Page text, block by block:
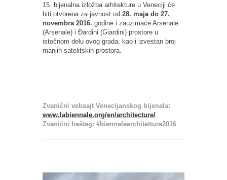
15. bijenalna izložba arhitekture u Veneciji će
biti otvorena za javnost od 28. maja do 27.
novembra 2016. godine i zauzimaće Arsenale
(Arsenale) i Đardini (Giardini) prostore u
istočnom delu ovog grada, kao i izvestan broj
manjih satelitskih prostora.
Zvanični vebsajt Venecijanskog bijenala:
www.labiennale.org/en/architecture/
Zvanični haštag: #biennalearchitettura2016